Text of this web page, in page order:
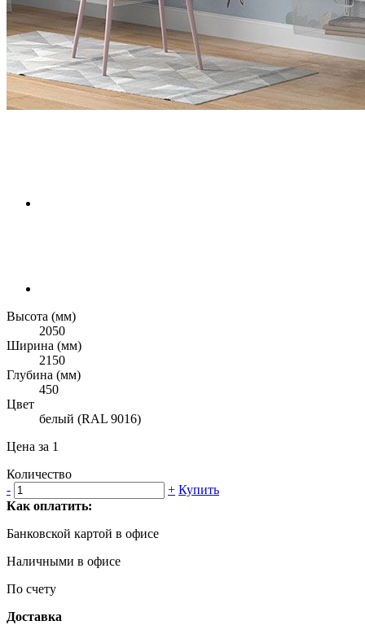
Высота (мм)
2050
Ширина (мм)
2150
Глубина (мм)
450
Цвет
белый (RAL 9016)
Цена за 1
Количество
-
+ Купить
Как оплатить:
Банковской картой в офисе
Наличными в офисе
По счету
Доставка